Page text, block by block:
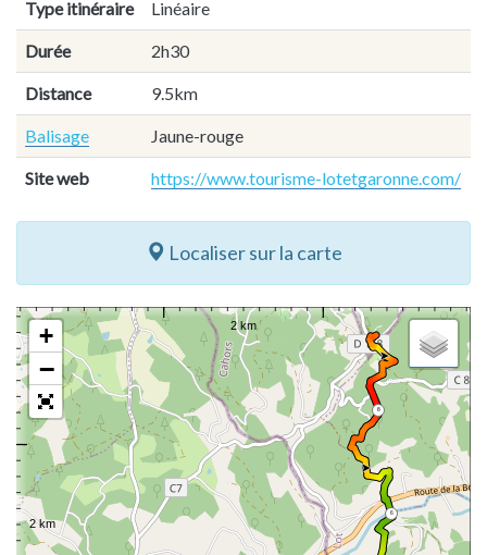
Type itinéraire Linéaire
Durée 2h30
Distance 9.5km
Balisage Jaune-rouge
Site web https://www.tourisme-lotetgaronne.com/
Localiser sur la carte
8
6
+
−